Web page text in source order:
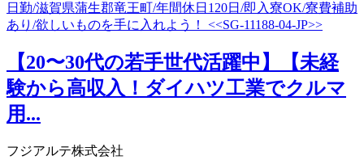
【20〜30代の若手世代活躍中】【未経
験から高収入！ダイハツ工業でクルマ
用...
フジアルテ株式会社